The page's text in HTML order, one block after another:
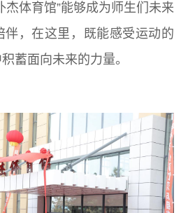
杰体育馆”能够成为师生们未来
伴，在这里，既能感受运动的
蓄面向未来的力量。